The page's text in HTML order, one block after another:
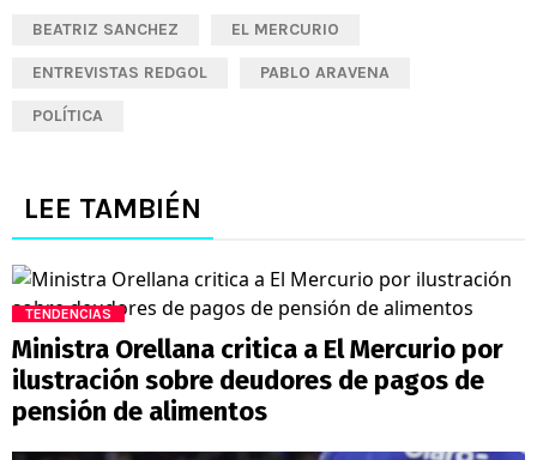
BEATRIZ SANCHEZ EL MERCURIO
ENTREVISTAS REDGOL PABLO ARAVENA
POLÍTICA
LEE TAMBIÉN
TENDENCIAS
Ministra Orellana critica a El Mercurio por
ilustración sobre deudores de pagos de
pensión de alimentos